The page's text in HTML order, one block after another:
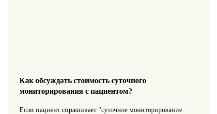
Как обсуждать стоимость суточного
мониторирования с пациентом?
Если пациент спрашивает "суточное мониторирование